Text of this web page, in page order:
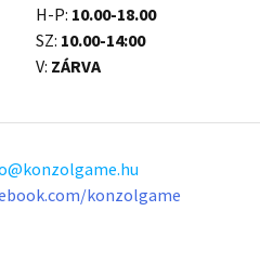
H-P: 10.00-18.00
SZ: 10.00-14:00
V: ZÁRVA
konzolgame.hu
konzolgame